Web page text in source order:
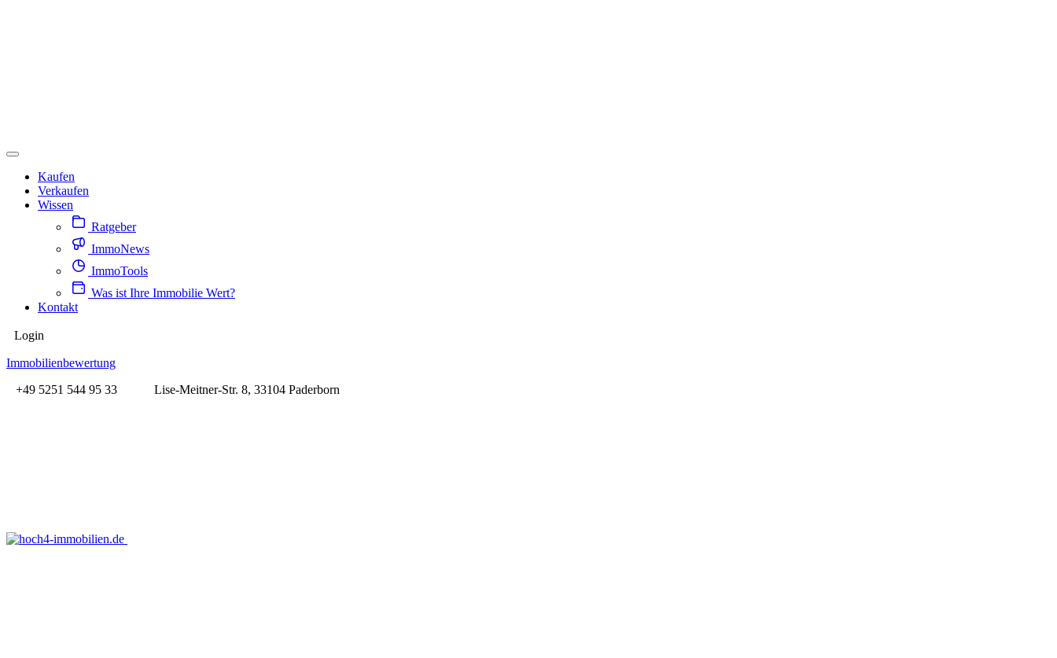
Kaufen
Verkaufen
Wissen
Ratgeber
ImmoNews
ImmoTools
Was ist Ihre Immobilie Wert?
Kontakt
Login
Immobilienbewertung
+49 5251 544 95 33
Lise-Meitner-Str. 8, 33104 Paderborn